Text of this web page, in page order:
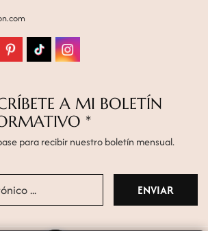
A MI BOLETÍN
*
para recibir nuestro boletín mensual.